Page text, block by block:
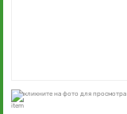
кликните на фото для просмотра